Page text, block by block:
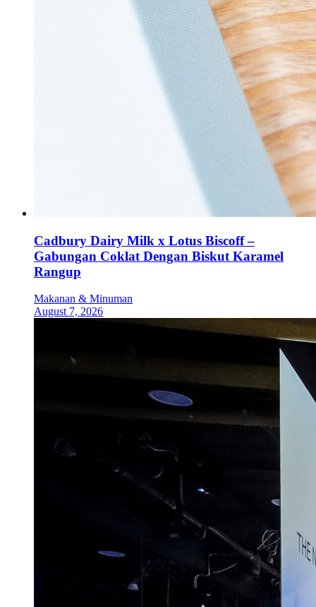
Cadbury Dairy Milk x Lotus Biscoff –
Gabungan Coklat Dengan Biskut Karamel
Rangup
Makanan & Minuman
August 7, 2026